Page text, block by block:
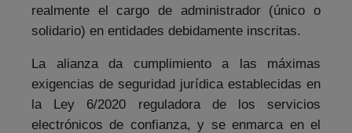
realmente el cargo de administrador (único o
solidario) en entidades debidamente inscritas.
La alianza da cumplimiento a las máximas
exigencias de seguridad jurídica establecidas en
la Ley 6/2020 reguladora de los servicios
electrónicos de confianza, y se enmarca en el